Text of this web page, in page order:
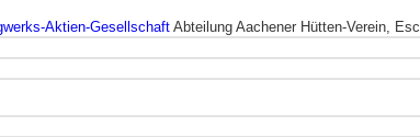
Aktien-Gesellschaft Abteilung Aachener Hütten-Verein,